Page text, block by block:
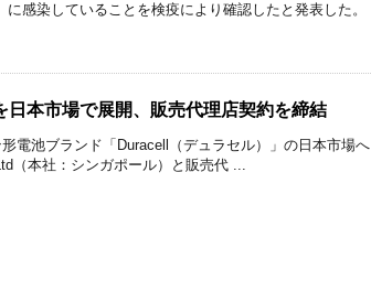
感染していることを検疫により確認したと発表した。
本市場で展開、販売代理店契約を締結
電池ブランド「Duracell（デュラセル）」の日本市場へ
（本社：シンガポール）と販売代 ...